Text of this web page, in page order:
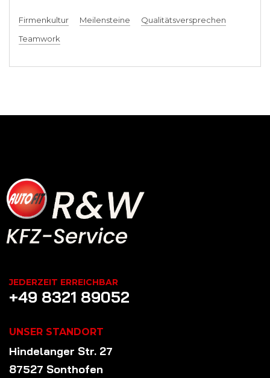
Firmenkultur Meilensteine
Qualitätsversprechen
Teamwork
JEDERZEIT ERREICHBAR
+49 8321 89052
UNSER STANDORT
Hindelanger Str. 27
87527 Sonthofen